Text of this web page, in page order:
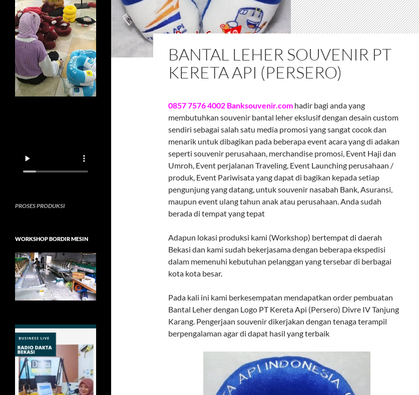
BANTAL LEHER SOUVENIR PT
KERETA API (PERSERO)
0857 7576 4002 Banksouvenir.com hadir bagi anda yang
membutuhkan souvenir bantal leher ekslusif dengan desain custom
sendiri sebagai salah satu media promosi yang sangat cocok dan
menarik untuk dibagikan pada beberapa event acara yang di adakan
seperti souvenir perusahaan, merchandise promosi, Event Haji dan
Umroh, Event perjalanan Traveling, Event Launching perusahaan /
produk, Event Pariwisata yang dapat di bagikan kepada setiap
pengunjung yang datang, untuk souvenir nasabah Bank, Asuransi,
maupun event ulang tahun anak atau perusahaan. Anda sudah
berada di tempat yang tepat
Adapun lokasi produksi kami (Workshop) bertempat di daerah
Bekasi dan kami sudah bekerjasama dengan beberapa ekspedisi
dalam memenuhi kebutuhan pelanggan yang tersebar di berbagai
kota kota besar.
Pada kali ini kami berkesempatan mendapatkan order pembuatan
Bantal Leher dengan Logo PT Kereta Api (Persero) Divre IV Tanjung
Karang. Pengerjaan souvenir dikerjakan dengan tenaga terampil
berpengalaman agar di dapat hasil yang terbaik
PROSES PRODUKSI
WORKSHOP BORDIR MESIN